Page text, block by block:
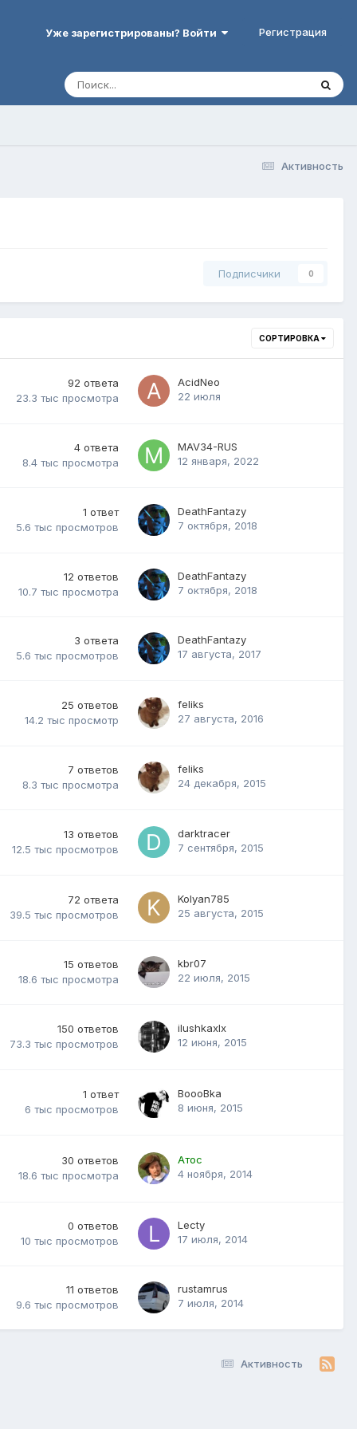
Уже зарегистрированы? Войти Регистрация
Активность
Подписчики 0
СОРТИРОВКА
92 ответа
23.3 тыс просмотра
AcidNeo
22 июля
4 ответа
8.4 тыс просмотра
MAV34-RUS
12 января, 2022
1 ответ
5.6 тыс просмотров
DeathFantazy
7 октября, 2018
12 ответов
10.7 тыс просмотра
DeathFantazy
7 октября, 2018
3 ответа
5.6 тыс просмотров
DeathFantazy
17 августа, 2017
25 ответов
14.2 тыс просмотр
feliks
27 августа, 2016
7 ответов
8.3 тыс просмотра
feliks
24 декабря, 2015
13 ответов
12.5 тыс просмотров
darktracer
7 сентября, 2015
72 ответа
39.5 тыс просмотров
Kolyan785
25 августа, 2015
15 ответов
18.6 тыс просмотра
kbr07
22 июля, 2015
150 ответов
73.3 тыс просмотров
ilushkaxlx
12 июня, 2015
1 ответ
6 тыс просмотров
BoooBka
8 июня, 2015
30 ответов
18.6 тыс просмотра
Атос
4 ноября, 2014
0 ответов
10 тыс просмотров
Lecty
17 июля, 2014
11 ответов
9.6 тыс просмотров
rustamrus
7 июля, 2014
Активность